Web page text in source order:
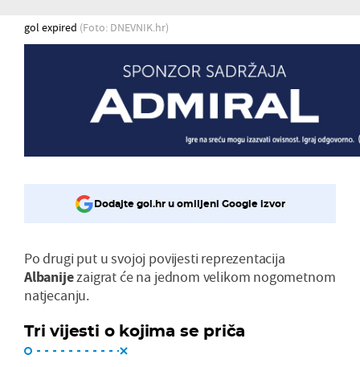
gol expired (Foto: DNEVNIK.hr)
Dodajte gol.hr u omiljeni Google izvor
Po drugi put u svojoj povijesti reprezentacija
Albanijezaigrat će na jednom velikom nogometnom
natjecanju.
Tri vijesti o kojima se priča